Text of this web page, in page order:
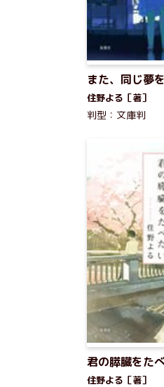
また、同じ夢
住野よる［著］
判型：文庫判
君の膵臓をた
住野よる［著］